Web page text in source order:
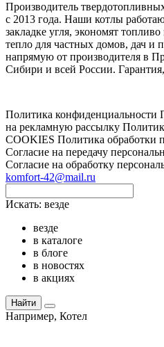
Производитель
с 2013 года. Наши котлы
закладке угля, экономят
тепло для частных домов, дач и
напрямую от производителя в
Сибири и всей России.
Политика конфиденциальности
на рекламную рассылку
COOKIES Политика обработки
Согласие на передачу
Согласие на обработку
komfort-42@mail.ru
Искать: везде
везде
в каталоге
в блоге
в новостях
в акциях
Найти
Например, Котел